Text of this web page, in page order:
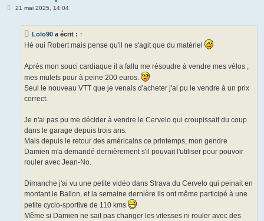
M21 mai 2025, 14:04
Lolo90 a écrit : ↑
Hé oui Robert mais pense qu'il ne s'agit que du matériel
Après mon souci cardiaque il a fallu me résoudre à vendre mes vélos ;
mes mulets pour à peine 200 euros.
Seul le nouveau VTT que je venais d'acheter j'ai pu le vendre à un prix
correct.
Je n'ai pas pu me décider à vendre le Cervelo qui croupissait du coup
dans le garage depuis trois ans.
Mais depuis le retour des américains ce printemps, mon gendre
Damien m'a demandé dernièrement s'il pouvait l'utiliser pour pouvoir
rouler avec Jean-No.
Dimanche j'ai vu une petite vidéo dans Strava du Cervelo qui peinait en
montant le Ballon, et la semaine dernière ils ont même participé à une
petite cyclo-sportive de 110 kms
Même si Damien ne sait pas changer les vitesses ni rouler avec des